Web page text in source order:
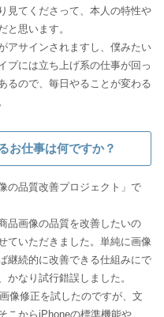
見てくださって、本人の特性や
と思います。
アサインされますし、僕みたい
プには立ち上げ系の仕事が回っ
るので、毎日やることが変わる
お仕事は何ですか？
の品質改善プロジェクト」で
品画像の品質を改善したいの
ていただきました。単純に画像
継続的に改善できる仕組みにで
かなり試行錯誤しました。
像修正を試したのですが、文
こからiPhoneの標準機能や